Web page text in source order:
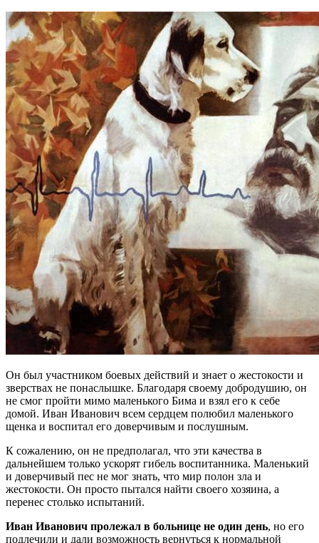
Он был участником боевых действий и знает о жестокости и
зверствах не понаслышке. Благодаря своему добродушию, он
не смог пройти мимо маленького Бима и взял его к себе
домой. Иван Иванович всем сердцем полюбил маленького
щенка и воспитал его доверчивым и послушным.
К сожалению, он не предполагал, что эти качества в
дальнейшем только ускорят гибель воспитанника. Маленький
и доверчивый пес не мог знать, что мир полон зла и
жестокости. Он просто пытался найти своего хозяина, а
перенес столько испытаний.
Иван Иванович пролежал в больнице не один день, но его
подлечили и дали возможность вернуться к нормальной